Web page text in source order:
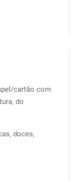
cartão com
do
doces,